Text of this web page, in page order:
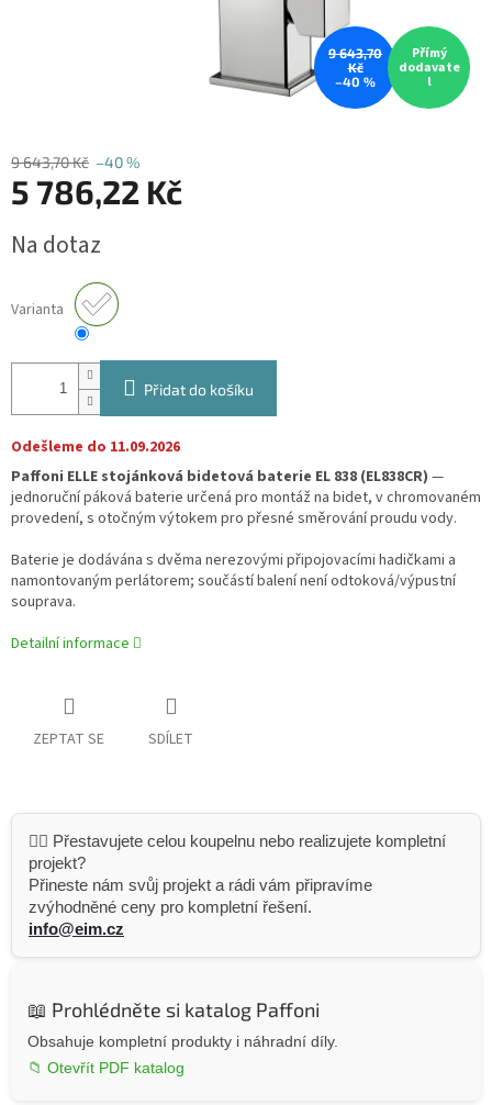
9 643,70
Kč
–40 %
Přímý
dodavate
l
9 643,70 Kč –40 %
5 786,22 Kč
cena:
Na dotaz
Varianta
Přidat do košíku
Odešleme do 11.09.2026
Paffoni ELLE stojánková bidetová baterie EL 838 (EL838CR) —
jednoruční páková baterie určená pro montáž na bidet, v chromovaném
provedení, s otočným výtokem pro přesné směrování proudu vody.
Baterie je dodávána s dvěma nerezovými připojovacími hadičkami a
namontovaným perlátorem; součástí balení není odtoková/výpustní
souprava.
Detailní informace
ZEPTAT SE SDÍLET
👷‍♂️ Přestavujete celou koupelnu nebo realizujete kompletní
projekt?
Přineste nám svůj projekt a rádi vám připravíme
zvýhodněné ceny pro kompletní řešení.
info@eim.cz
📖 Prohlédněte si katalog Paffoni
Obsahuje kompletní produkty i náhradní díly.
📁 Otevřít PDF katalog